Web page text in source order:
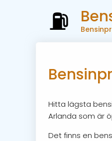
Hitta lägsta
Arlanda som är
Det finns en